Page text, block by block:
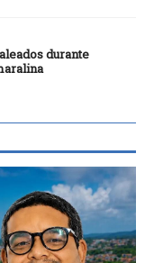
durante